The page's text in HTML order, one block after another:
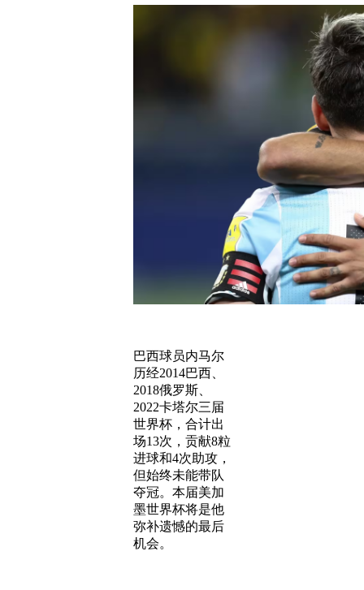
巴西球员内马尔
历经2014巴西、
2018俄罗斯、
2022卡塔尔三届
世界杯，合计出
场13次，贡献8粒
进球和4次助攻，
但始终未能带队
夺冠。本届美加
墨世界杯将是他
弥补遗憾的最后
机会。